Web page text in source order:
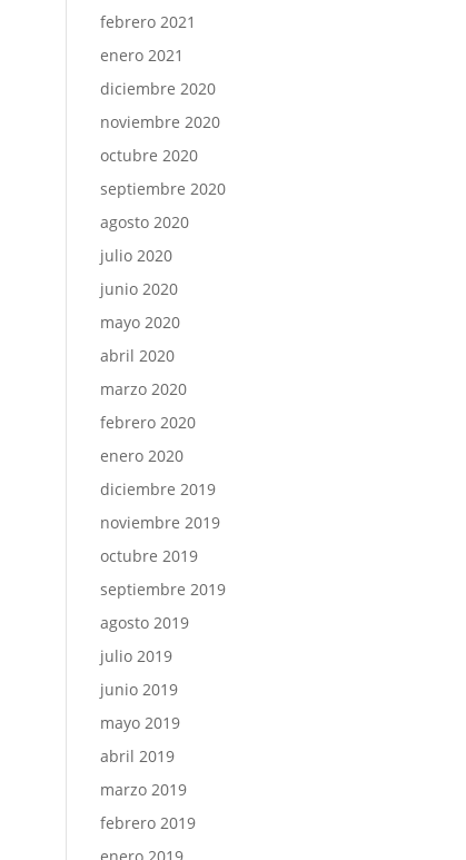
febrero 2021
enero 2021
diciembre 2020
noviembre 2020
octubre 2020
septiembre 2020
agosto 2020
julio 2020
junio 2020
mayo 2020
abril 2020
marzo 2020
febrero 2020
enero 2020
diciembre 2019
noviembre 2019
octubre 2019
septiembre 2019
agosto 2019
julio 2019
junio 2019
mayo 2019
abril 2019
marzo 2019
febrero 2019